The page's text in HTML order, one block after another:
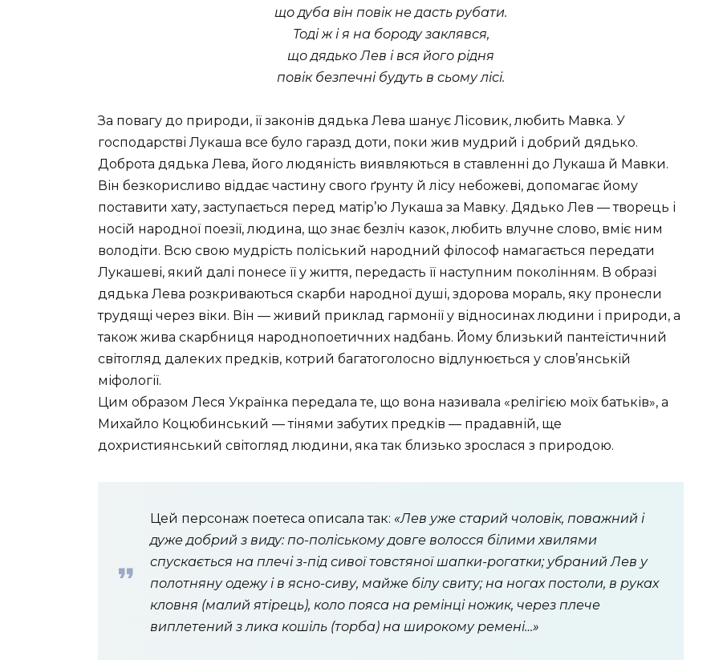
що дуба він повік не дасть рубати.
Тоді ж і я на бороду заклявся,
що дядько Лев і вся його рідня
повік безпечні будуть в сьому лісі.
За повагу до природи, її законів дядька Лева шанує Лісовик, любить Мавка. У
господарстві Лукаша все було гаразд доти, поки жив мудрий і добрий дядько.
Доброта дядька Лева, його людяність виявляються в ставленні до Лукаша й Мавки.
Він безкорисливо віддає частину свого ґрунту й лісу небожеві, допомагає йому
поставити хату, заступається перед матір’ю Лукаша за Мавку. Дядько Лев — творець і
носій народної поезії, людина, що знає безліч казок, любить влучне слово, вміє ним
володіти. Всю свою мудрість поліський народний філософ намагається передати
Лукашеві, який далі понесе її у життя, передасть її наступним поколінням. В образі
дядька Лева розкриваються скарби народної душі, здорова мораль, яку пронесли
трудящі через віки. Він — живий приклад гармонії у відносинах людини і природи, а
також жива скарбниця народнопоетичних надбань. Йому близький пантеїстичний
світогляд далеких предків, котрий багатоголосно відлунюється у слов’янській
міфології.
Цим образом Леся Українка передала те, що вона називала «релігією моїх батьків», а
Михайло Коцюбинський — тінями забутих предків — прадавній, ще
дохристиянський світогляд людини, яка так близько зрослася з природою.
Цей персонаж поетеса описала так: «Лев уже старий чоловік, поважний і
дуже добрий з виду: по-поліському довге волосся білими хвилями
спускається на плечі з-під сивої товстяної шапки-рогатки; убраний Лев у
полотняну одежу і в ясно-сиву, майже білу свиту; на ногах постоли, в руках
кловня (малий ятірець), коло пояса на ремінці ножик, через плече
виплетений з лика кошіль (торба) на широкому ремені…»